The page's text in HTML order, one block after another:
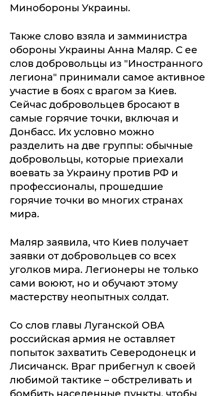
Минобороны Украины.
Также слово взяла и замминистра
обороны Украины Анна Маляр. С ее
слов добровольцы из "Иностранного
легиона" принимали самое активное
участие в боях с врагом за Киев.
Сейчас добровольцев бросают в
самые горячие точки, включая и
Донбасс. Их условно можно
разделить на две группы: обычные
добровольцы, которые приехали
воевать за Украину против РФ и
профессионалы, прошедшие
горячие точки во многих странах
мира.
Маляр заявила, что Киев получает
заявки от добровольцев со всех
уголков мира. Легионеры не только
сами воюют, но и обучают этому
мастерству неопытных солдат.
Со слов главы Луганской ОВА
российская армия не оставляет
попыток захватить Северодонецк и
Лисичанск. Враг прибегнул к своей
любимой тактике – обстреливать и
бомбить населенные пункты, чтобы